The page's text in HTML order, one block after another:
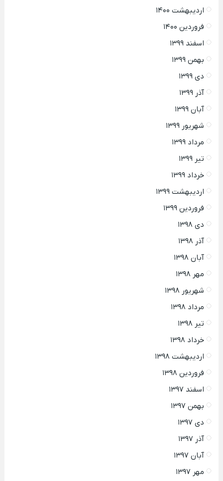
اردیبهشت ۱۴۰۰
فروردین ۱۴۰۰
اسفند ۱۳۹۹
بهمن ۱۳۹۹
دی ۱۳۹۹
آذر ۱۳۹۹
آبان ۱۳۹۹
شهریور ۱۳۹۹
مرداد ۱۳۹۹
تیر ۱۳۹۹
خرداد ۱۳۹۹
اردیبهشت ۱۳۹۹
فروردین ۱۳۹۹
دی ۱۳۹۸
آذر ۱۳۹۸
آبان ۱۳۹۸
مهر ۱۳۹۸
شهریور ۱۳۹۸
مرداد ۱۳۹۸
تیر ۱۳۹۸
خرداد ۱۳۹۸
اردیبهشت ۱۳۹۸
فروردین ۱۳۹۸
اسفند ۱۳۹۷
بهمن ۱۳۹۷
دی ۱۳۹۷
آذر ۱۳۹۷
آبان ۱۳۹۷
مهر ۱۳۹۷